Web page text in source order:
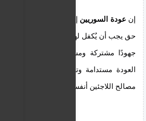
إن عودة السوريين إلى ديارهم ليست مجرد
حق يجب أن يُكفل لهم بكرامة وأمان. ويتطلب
جهودًا مشتركة ومسؤولية دولية لضمان
العودة مستدامة وتخدم مصالح الجميع،
مصالح اللاجئين أنفسهم.